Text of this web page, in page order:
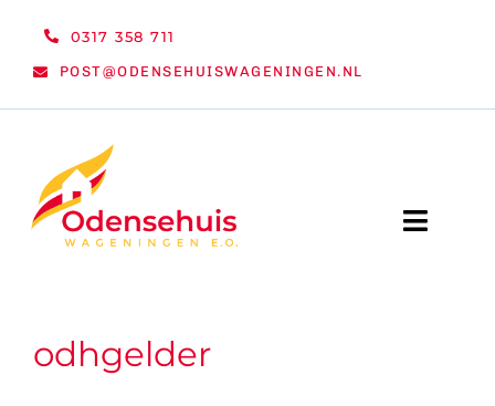
0317 358 711
POST@ODENSEHUISWAGENINGEN.NL
Toggle
NIEUWS
odhgelder